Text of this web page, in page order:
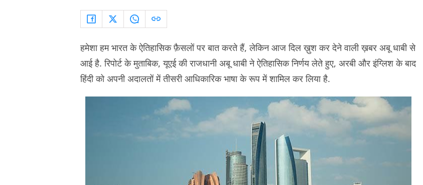
हमेशा हम भारत के ऐतिहासिक फ़ैसलों पर बात करते हैं, लेकिन आज दिल ख़ुश कर देने वाली ख़बर अबू धाबी से
आई है. रिपोर्ट के मुताबिक, यूएई की राजधानी अबू धाबी ने ऐतिहासिक निर्णय लेते हुए, अरबी और इंग्लिश के बाद
हिंदी को अपनी अदालतों में तीसरी आधिकारिक भाषा के रूप में शामिल कर लिया है.